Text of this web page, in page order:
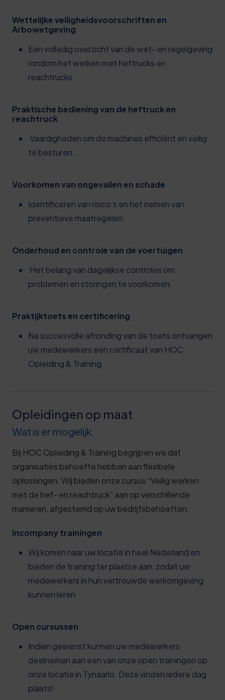
Wettelijke veiligheidsvoorschriften en
Arbowetgeving
Een volledig overzicht van de wet- en regelgeving
rondom het werken met heftrucks en
reachtrucks.
Praktische bediening van de heftruck en
reachtruck
Vaardigheden om de machines efficiënt en veilig
te besturen.
Voorkomen van ongevallen en schade
Identificeren van risico’s en het nemen van
preventieve maatregelen.
Onderhoud en controle van de voertuigen
Het belang van dagelijkse controles om
problemen en storingen te voorkomen.
Praktijktoets en certificering
Na succesvolle afronding van de toets ontvangen
uw medewerkers een certificaat van HOC
Opleiding & Training.
Opleidingen op maat
Wat is er mogelijk
Bij HOC Opleiding & Training begrijpen we dat
organisaties behoefte hebben aan flexibele
oplossingen. Wij bieden onze cursus “Veilig werken
met de hef- en reachtruck” aan op verschillende
manieren, afgestemd op uw bedrijfsbehoeften:
Incompany trainingen
Wij komen naar uw locatie in heel Nederland en
bieden de training ter plaatse aan, zodat uw
medewerkers in hun vertrouwde werkomgeving
kunnen leren.
Open cursussen
Indien gewenst kunnen uw medewerkers
deelnemen aan een van onze open trainingen op
onze locatie in Tynaarlo. Deze vinden iedere dag
plaats!